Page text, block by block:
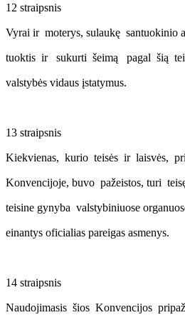
12 straipsnis
Vyrai ir moterys, sulaukę santuokinio
tuoktis ir sukurti šeimą pagal šią
valstybės vidaus įstatymus.
13 straipsnis
Kiekvienas, kurio teisės ir laisvės,
Konvencijoje, buvo pažeistos, turi
teisine gynyba valstybiniuose
einantys oficialias pareigas asmenys.
14 straipsnis
Naudojimasis šios Konvencijos